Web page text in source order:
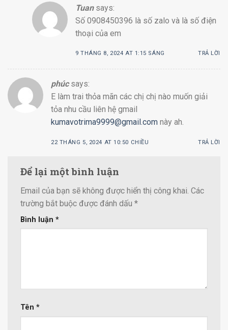
Tuan says:
Số 0908450396 là số zalo và là số điện
thoại của em
9 THÁNG 8, 2024 AT 1:15 SÁNG TRẢ LỜI
phúc says:
E làm trai thỏa mãn các chị chị nào muốn giải
tỏa nhu cầu liên hệ gmail
kumavotrima9999@gmail.com này ah.
22 THÁNG 5, 2024 AT 10:50 CHIỀU TRẢ LỜI
Để lại một bình luận
Email của bạn sẽ không được hiển thị công khai. Các
trường bắt buộc được đánh dấu *
Bình luận *
Tên *